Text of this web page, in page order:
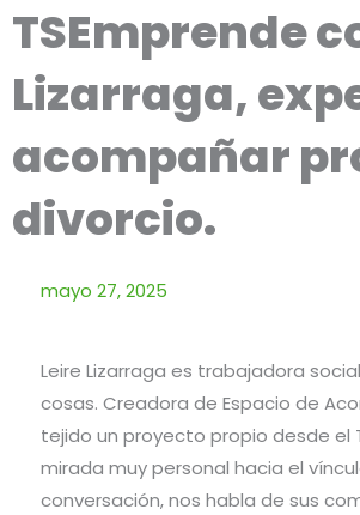
TSEmprende
Lizarraga,
acompañar
divorcio.
mayo 27, 2025
Leire Lizarraga es trabajadora
cosas. Creadora de Espacio de
tejido un proyecto propio desde el
mirada muy personal hacia el
conversación, nos habla de sus